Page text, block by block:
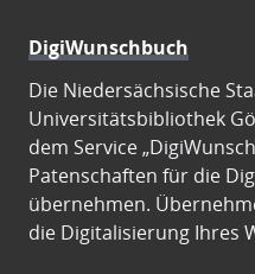
DigiWunschbuch
Die Niedersächsische
Universitätsbibliothek
dem Service
Patenschaften für die
übernehmen.
die Digitalisierung Ihres